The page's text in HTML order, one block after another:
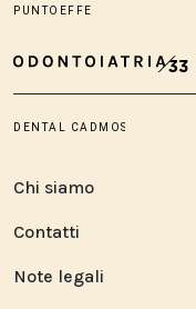
Chi siamo
Contatti
Note legali